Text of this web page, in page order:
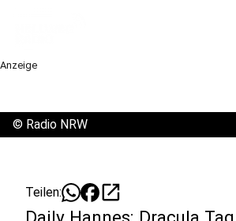
Anzeige
© Radio NRW
Teilen: open_in_new